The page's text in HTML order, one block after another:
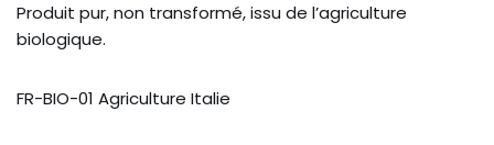
Produit pur, non transformé, issu de l’agriculture
biologique.
FR-BIO-01 Agriculture Italie